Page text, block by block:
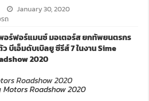
January 30, 2020
ถ
อร์ฟอร์แมนซ์ มอเตอร์ส ยกทัพยนตรกร
บีเอ็มดับเบิลยู ซีรีส์ 7 ในงาน Sime
2020
Roadshow 2020